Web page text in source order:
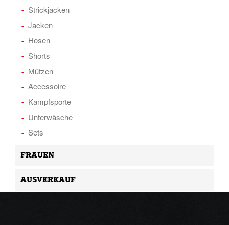
Strickjacken
Jacken
Hosen
Shorts
Mützen
Accessoire
Kampfsporte
Unterwäsche
Sets
FRAUEN
AUSVERKAUF